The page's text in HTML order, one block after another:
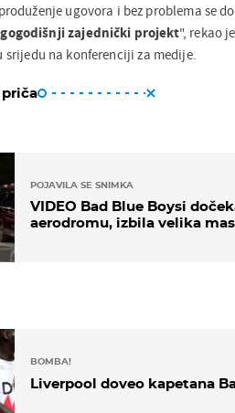
ugovora i bez problema se
zajednički projekt", rekao
srijedu na konferenciji za medije.
POJAVILA SE SNIMKA
VIDEO Bad Blue Boysi
aerodromu, izbila velika
BOMBA!
Liverpool doveo kapetana